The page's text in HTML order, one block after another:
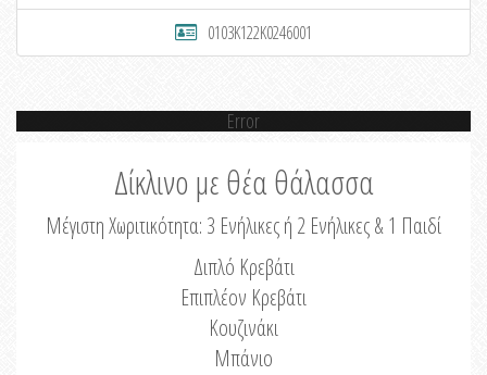
0103K122K0246001
Error
Δίκλινο με θέα θάλασσα
Μέγιστη Χωριτικότητα: 3 Ενήλικες ή 2 Ενήλικες & 1 Παιδί
Διπλό Κρεβάτι
Επιπλέον Κρεβάτι
Κουζινάκι
Μπάνιο